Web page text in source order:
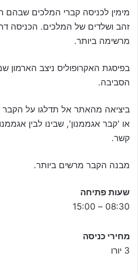
מימין לכניסה קברי המלכים שבהם
זהב ושלדים של המלכים. הכניסה
מרשימה ביותר.
בפיסגת האקרופוליס ניצב הארמון
הסביבה.
ביציאה מהאתר אל תדלגו על הקבר
או 'קבר אגממנון', שבינו לבין
קשר.
מבנה הקבר מרשים ביותר.
שעות פתיחה
08:30 – 15:00
מחירי כניסה
3 יורו